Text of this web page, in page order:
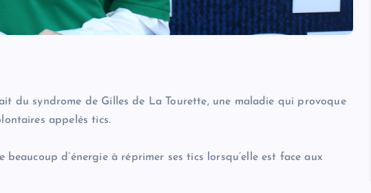
du syndrome de Gilles de La Tourette, une maladie qui provoque
appelés tics.
beaucoup d’énergie à réprimer ses tics lorsqu’elle est face aux